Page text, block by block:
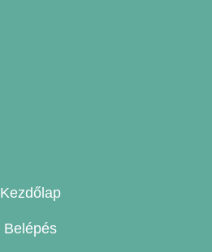
Kezdőlap
Belépés